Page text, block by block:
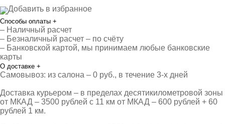
Добавить в избранное
Способы оплаты +
– Наличный расчет
– Безналичный расчет – по счёту
– Банковской картой, мы принимаем любые банковские
карты
О доставке +
Самовывоз: из салона – 0 руб., в течение 3-х дней
Доставка курьером – в пределах десятикилометровой зоны
от МКАД – 3500 рублей с 11 км от МКАД – 600 рублей + 60
рублей 1 км.